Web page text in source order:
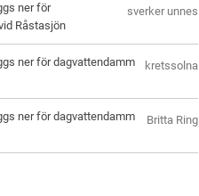
sverker unnes
ner för
Råstasjön
kretssolna
ner för dagvattendamm
Britta Ring
ner för dagvattendamm